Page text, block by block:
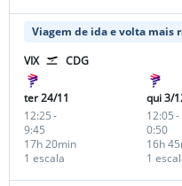
Viagem de ida e volta mais
VIX
CDG
ter 24/11
12:25-
9:45
1 escala
17h 20min
qui 3/
12:05-
0:50
1
16h